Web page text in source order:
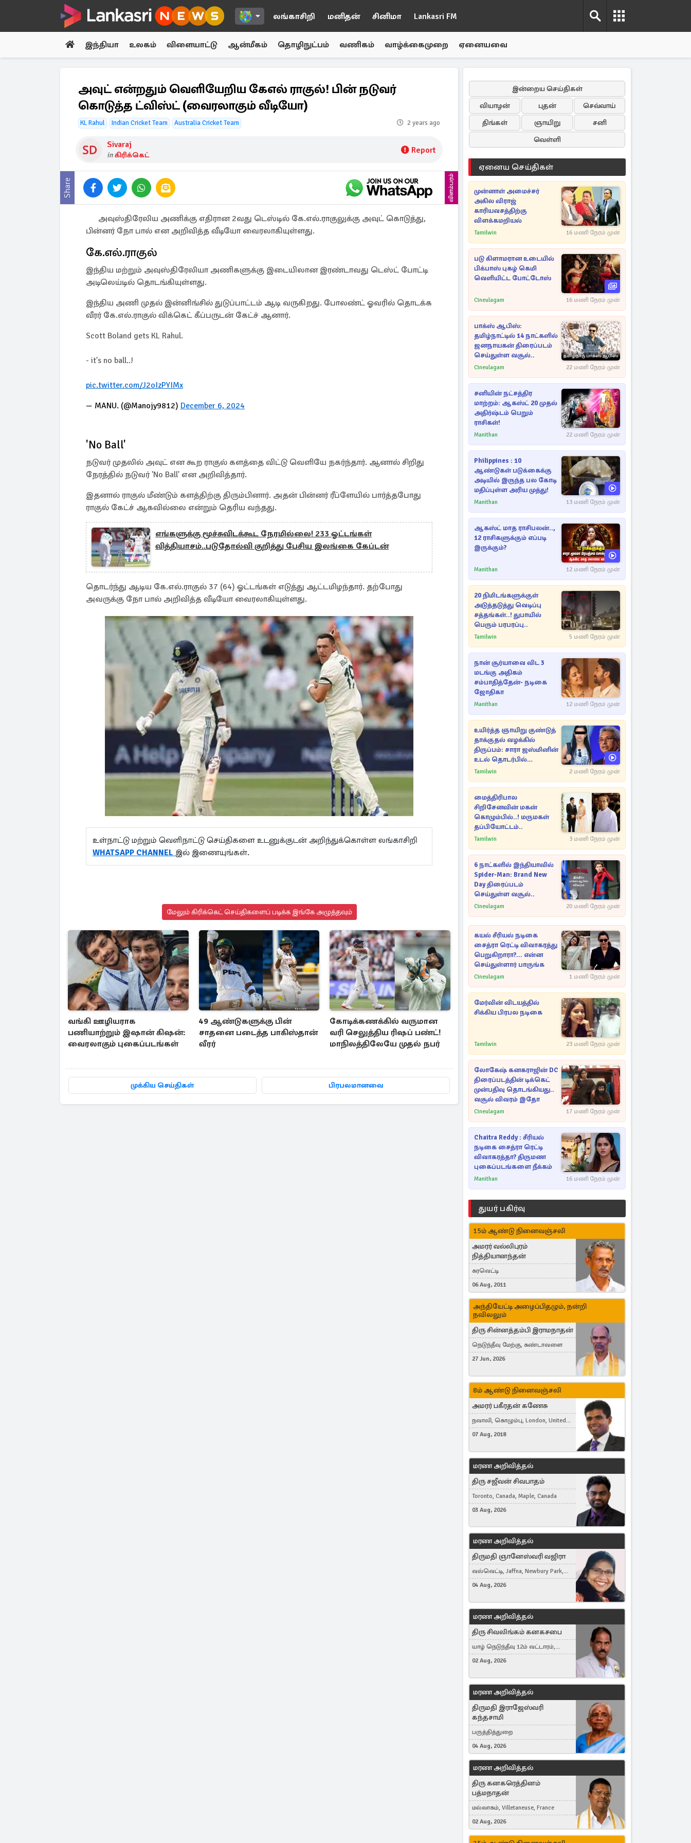
லங்காசிறி மனிதன் சினிமா Lankasri FM
இந்தியா உலகம் விளையாட்டு ஆன்மீகம் தொழிநுட்பம் வணிகம் வாழ்க்கைமுறை ஏனையவை
அவுட் என்றதும் வெளியேறிய கேஎல் ராகுல்! பின் நடுவர்
கொடுத்த ட்விஸ்ட் (வைரலாகும் வீடியோ)
KL Rahul Indian Cricket Team Australia Cricket Team 2 years ago
Sivaraj
inகிரிக்கெட் Report
Share விளம்பரம்
அவுஸ்திரேலிய அணிக்கு எதிரான 2வது டெஸ்டில் கே.எல்.ராகுலுக்கு அவுட் கொடுத்து,
பின்னர் நோ பால் என அறிவித்த வீடியோ வைரலாகியுள்ளது.
கே.எல்.ராகுல்
இந்திய மற்றும் அவுஸ்திரேலியா அணிகளுக்கு இடையிலான இரண்டாவது டெஸ்ட் போட்டி
அடிலெய்டில் தொடங்கியுள்ளது.
இந்திய அணி முதல் இன்னிங்சில் துடுப்பாட்டம் ஆடி வருகிறது. போலண்ட் ஓவரில் தொடக்க
வீரர் கே.எல்.ராகுல் விக்கெட் கீப்பருடன் கேட்ச் ஆனார்.
Scott Boland gets KL Rahul.
- it's no ball..!
pic.twitter.com/J2oIzPYIMx
— MANU. (@Manojy9812) December 6, 2024
'No Ball'
நடுவர் முதலில் அவுட் என கூற ராகுல் களத்தை விட்டு வெளியே நகர்ந்தார். ஆனால் சிறிது
நேரத்தில் நடுவர் 'No Ball' என அறிவித்தார்.
இதனால் ராகுல் மீண்டும் களத்திற்கு திரும்பினார். அதன் பின்னர் ரீப்ளேயில் பார்த்தபோது
ராகுல் கேட்ச் ஆகவில்லை என்றும் தெரிய வந்தது.
எங்களுக்கு மூச்சுவிடக்கூட நேரமில்லை! 233 ஓட்டங்கள்
வித்தியாசம்..படுதோல்வி குறித்து பேசிய இலங்கை கேப்டன்
தொடர்ந்து ஆடிய கே.எல்.ராகுல் 37 (64) ஓட்டங்கள் எடுத்து ஆட்டமிழந்தார். தற்போது
அவருக்கு நோ பால் அறிவித்த வீடியோ வைரலாகியுள்ளது.
உள்நாட்டு மற்றும் வெளிநாட்டு செய்திகளை உடனுக்குடன் அறிந்துக்கொள்ள லங்காசிறி
WHATSAPP CHANNEL இல் இணையுங்கள்.
மேலும் கிரிக்கெட் செய்திகளைப் படிக்க இங்கே அழுத்தவும்
வங்கி ஊழியராக
பணியாற்றும் இஷான் கிஷன்:
வைரலாகும் புகைப்படங்கள்
49 ஆண்டுகளுக்கு பின்
சாதனை படைத்த பாகிஸ்தான்
வீரர்
கோடிக்கணக்கில் வருமான
வரி செலுத்திய ரிஷப் பண்ட்!
மாநிலத்திலேயே முதல் நபர்
முக்கிய செய்திகள் பிரபலமானவை
இன்றைய செய்திகள்
வியாழன்
புதன்
செவ்வாய்
திங்கள்
ஞாயிறு
சனி
வெள்ளி
ஏனைய செய்திகள்
முன்னாள் அமைச்சர்
அகில விராஜ்
காரியவசத்திற்கு
விளக்கமறியல்
Tamilwin 16 மணி நேரம் முன்
படு கிளாமரான உடையில்
பிக்பாஸ் புகழ் கெமி
வெளியிட்ட போட்டோஸ்
Cineulagam 16 மணி நேரம் முன்
பாக்ஸ் ஆபிஸ்:
தமிழ்நாட்டில் 14 நாட்களில்
ஜனநாயகன் திரைப்படம்
செய்துள்ள வசூல்..
Cineulagam 22 மணி நேரம் முன்
சனியின் நட்சத்திர
மாற்றம்: ஆகஸ்ட் 20 முதல்
அதிர்ஷ்டம் பெறும்
ராசிகள்!
Manithan 22 மணி நேரம் முன்
Philippines : 10
ஆண்டுகள் படுக்கைக்கு
அடியில் இருந்த பல கோடி
மதிப்புள்ள அரிய முத்து!
Manithan 13 மணி நேரம் முன்
ஆகஸ்ட் மாத ராசிபலன்..,
12 ராசிகளுக்கும் எப்படி
இருக்கும்?
Manithan 12 மணி நேரம் முன்
20 நிமிடங்களுக்குள்
அடுத்தடுத்து வெடிப்பு
சத்தங்கள்..! துபாயில்
பெரும் பரபரப்பு..
Tamilwin 5 மணி நேரம் முன்
நான் சூர்யாவை விட 3
மடங்கு அதிகம்
சம்பாதித்தேன்- நடிகை
ஜோதிகா
Manithan 12 மணி நேரம் முன்
உயிர்த்த ஞாயிறு குண்டுத்
தாக்குதல் வழக்கில்
திருப்பம்: சாரா ஜஸ்மினின்
உடல் தொடர்பில்
நீதிமன்றத்தில் வெளியான
Tamilwin 2 மணி நேரம் முன்
மைத்திரிபால
சிறிசேனவின் மகன்
கொழும்பில்..! மருமகள்
தப்பியோட்டம்..
Tamilwin 3 மணி நேரம் முன்
6 நாட்களில் இந்தியாவில்
Spider-Man: Brand New
Day திரைப்படம்
செய்துள்ள வசூல்..
Cineulagam 20 மணி நேரம் முன்
கயல் சீரியல் நடிகை
சைத்ரா ரெட்டி விவாகரத்து
பெறுகிறாரா?... என்ன
செய்துள்ளார் பாருங்க
Cineulagam 1 மணி நேரம் முன்
மேர்வின் விடயத்தில்
சிக்கிய பிரபல நடிகை
Tamilwin 23 மணி நேரம் முன்
லோகேஷ் கனகராஜின் DC
திரைப்படத்தின் டிக்கெட்
முன்பதிவு தொடங்கியது..
வசூல் விவரம் இதோ
Cineulagam 17 மணி நேரம் முன்
Chaitra Reddy : சீரியல்
நடிகை சைத்ரா ரெட்டி
விவாகரத்தா? திருமண
புகைப்படங்களை நீக்கம்
Manithan 16 மணி நேரம் முன்
துயர் பகிர்வு
15ம் ஆண்டு நினைவஞ்சலி
அமரர் வல்லிபுரம்
நித்தியானந்தன்
கரவெட்டி
06 Aug, 2011
அந்தியேட்டி அழைப்பிதழும், நன்றி
நவிலலும்
திரு சின்னத்தம்பி இராமநாதன்
நெடுந்தீவு மேற்கு, கண்டாவளை
27 Jun, 2026
8ம் ஆண்டு நினைவஞ்சலி
அமரர் பகீரதன் கணேசு
நவாலி, கொழும்பு, London, United
Kingdom
07 Aug, 2018
மரண அறிவித்தல்
திரு சஜீவன் சிவபாதம்
Toronto, Canada, Maple, Canada
03 Aug, 2026
மரண அறிவித்தல்
திருமதி ஞானேஸ்வரி வஜிரா
வல்வெட்டி, Jaffna, Newbury Park,
United Kingdom
04 Aug, 2026
மரண அறிவித்தல்
திரு சிவலிங்கம் கனகசபை
யாழ் நெடுந்தீவு 12ம் வட்டாரம்,
Jaffna, நயினாதீவு, London, United
02 Aug, 2026
மரண அறிவித்தல்
திருமதி இராஜேஸ்வரி
கந்தசாமி
பருத்தித்துறை
04 Aug, 2026
மரண அறிவித்தல்
திரு கனகரெத்தினம்
பத்மநாதன்
மல்லாகம், Villetaneuse, France
02 Aug, 2026